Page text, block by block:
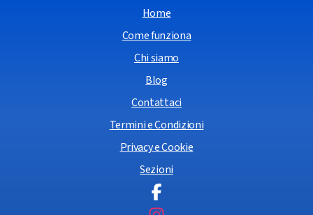
Home
Come funziona
Chi siamo
Blog
Contattaci
Termini e Condizioni
Privacy e Cookie
Sezioni